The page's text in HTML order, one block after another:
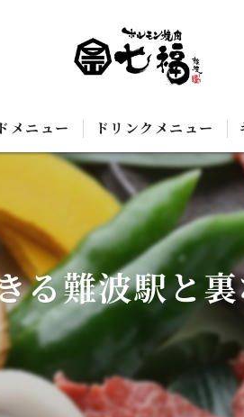
メニュー ドリンクメニュー
る難波駅と